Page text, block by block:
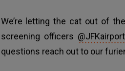
We’re letting the cat out of
screening officers @JFKairport
questions reach out to our